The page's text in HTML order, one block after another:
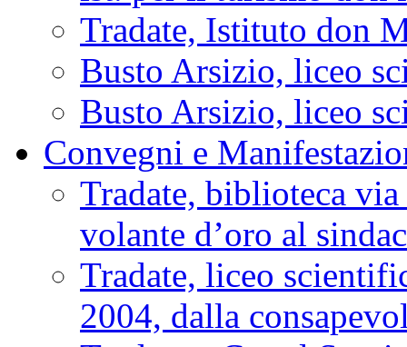
Tradate, Istituto don
Busto Arsizio, liceo
Busto Arsizio, liceo
Convegni e
Tradate, biblioteca
volante d’oro al
Tradate, liceo
2004, dalla